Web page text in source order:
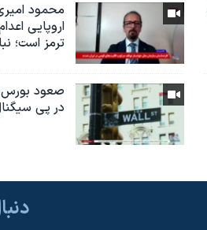
محمود
اروپایی
ترمز است؛
صعود
در پی